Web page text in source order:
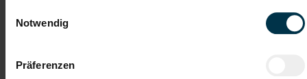
Notwendig
Präferenzen
Datei 4